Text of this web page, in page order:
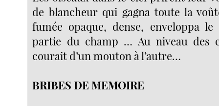
de blancheur qui gagna toute la
fumée opaque, dense, enveloppa
partie du champ … Au niveau des
courait d’un mouton à l’autre…
BRIBES DE MEMOIRE